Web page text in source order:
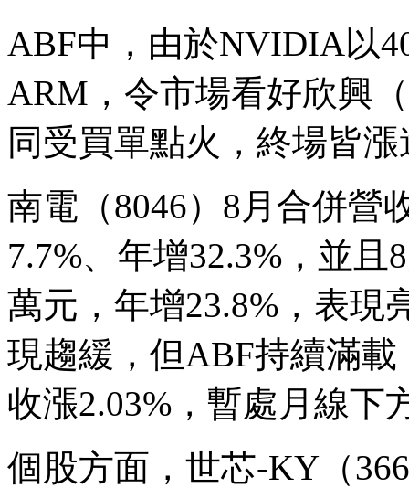
ABF中，由於NVIDIA以
ARM，令市場看好欣興
同受買單點火，終場皆漲
南電（8046）8月合併營
7.7%、年增32.3%，並且
萬元，年增23.8%，表現
現趨緩，但ABF持續滿
收漲2.03%，暫處月線下
個股方面，世芯-KY（